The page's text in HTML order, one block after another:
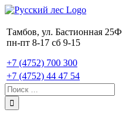
Skip
content
Тамбов, ул. Бастионная 25Ф
пн-пт 8-17 сб 9-15
+7 (4752) 700 300
+7 (4752) 44 47 54
Поиск: